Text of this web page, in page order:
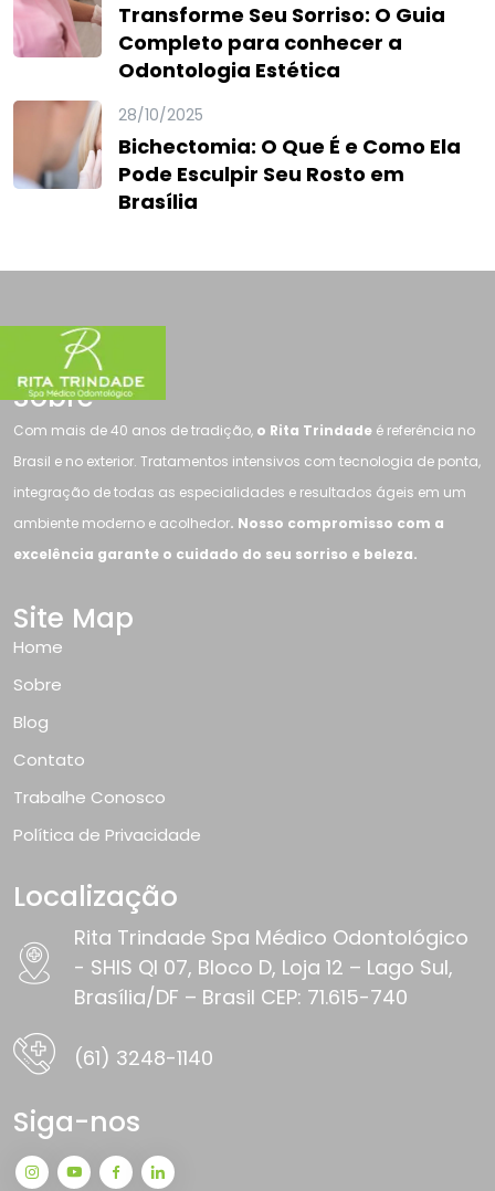
Transforme Seu Sorriso: O Guia
Completo para conhecer a
Odontologia Estética
28/10/2025
Bichectomia: O Que É e Como Ela
Pode Esculpir Seu Rosto em
Brasília
Sobre
Com mais de 40 anos de tradição, o Rita Trindade é referência no
Brasil e no exterior. Tratamentos intensivos com tecnologia de ponta,
integração de todas as especialidades e resultados ágeis em um
ambiente moderno e acolhedor. Nosso compromisso com a
excelência garante o cuidado do seu sorriso e beleza.
Site Map
Home
Sobre
Blog
Contato
Trabalhe Conosco
Política de Privacidade
Localização
Rita Trindade Spa Médico Odontológico
- SHIS QI 07, Bloco D, Loja 12 – Lago Sul,
Brasília/DF – Brasil CEP: 71.615-740
(61) 3248-1140
Siga-nos